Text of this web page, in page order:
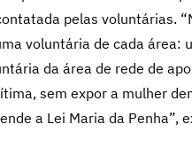
pelas voluntárias.
voluntária de cada área:
da área de rede de
sem expor a mulher
a Lei Maria da Penha”,